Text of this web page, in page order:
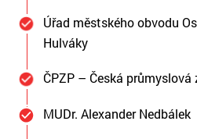
Úřad městského obvodu
Hulváky
ČPZP – Česká
MUDr. Alexander Nedbálek